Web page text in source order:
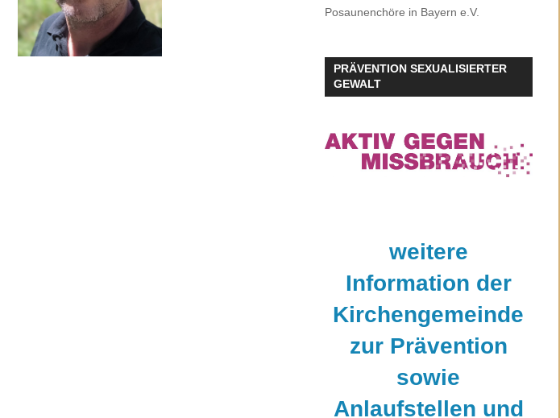
Posaunenchöre in Bayern e.V.
PRÄVENTION SEXUALISIERTER
GEWALT
weitere
Information der
Kirchengemeinde
zur Prävention
sowie
Anlaufstellen und